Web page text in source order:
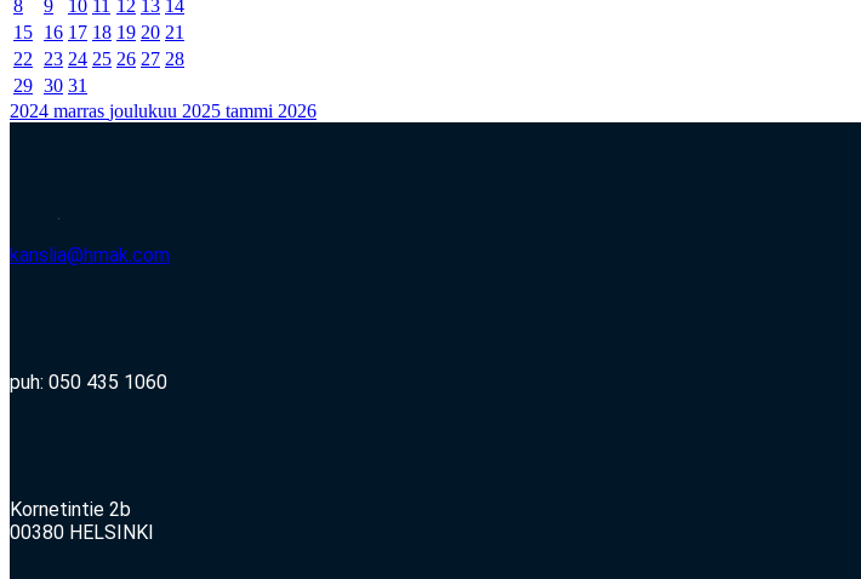
8
9 10 11 12 13 14
15 16 17 18 19 20 21
22
23 24 25 26 27 28
29 30 31
2024 marras joulukuu 2025 tammi 2026
kanslia@hmak.com
puh: 050 435 1060
Kornetintie 2b
00380 HELSINKI